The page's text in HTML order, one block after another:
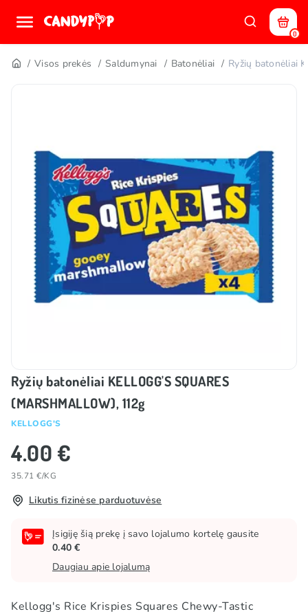
0
Visos prekės Saldumynai Batonėliai Ryžių batonėliai
Ryžių batonėliai KELLOGG'S SQUARES
(MARSHMALLOW), 112g
KELLOGG'S
4.00 €
35.71 €/KG
Likutis fizinėse parduotuvėse
Įsigiję šią prekę į savo lojalumo kortelę gausite
0.40 €
Daugiau apie lojalumą
Kellogg's Rice Krispies Squares Chewy-Tastic